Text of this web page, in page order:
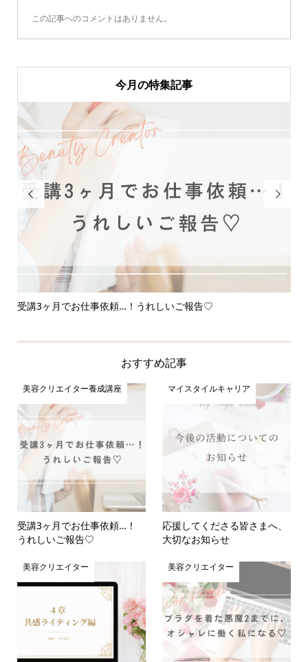
この記事へのコメントはありません。
今月の特集記事

受講3ヶ月でお仕事依頼…！うれしいご報告♡

おすすめ記事
美容クリエイター養成講座
受講3ヶ月でお仕事依頼…！
うれしいご報告♡
マイスタイルキャリア
応援してくださる皆さまへ、
大切なお知らせ
美容クリエイター 美容クリエイター